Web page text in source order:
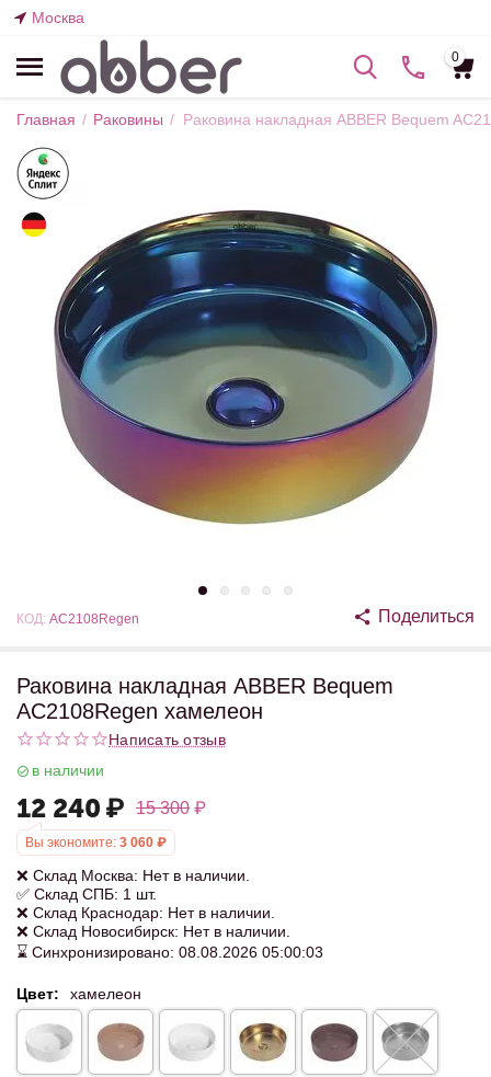
Москва
0
Главная / Раковины / Раковина накладная ABBER Bequem
КОД: AC2108Regen Поделиться
Раковина накладная ABBER Bequem
AC2108Regen хамелеон
Написать отзыв
в наличии
12 240 ₽ 15 300 ₽
Вы экономите: 3 060 ₽
❌ Склад Москва: Нет в наличии.
✅ Склад СПБ: 1 шт.
❌ Склад Краснодар: Нет в наличии.
❌ Склад Новосибирск: Нет в наличии.
⌛ Синхронизировано: 08.08.2026 05:00:03
Цвет: хамелеон